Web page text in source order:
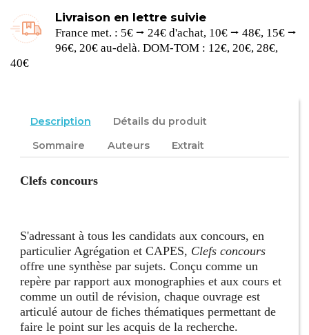
Livraison en lettre suivie
France met. : 5€ ⭢ 24€ d'achat, 10€ ⭢ 48€, 15€ ⭢
96€, 20€ au-delà. DOM-TOM : 12€, 20€, 28€,
40€
Description
Détails du produit
Sommaire
Auteurs Extrait
Clefs concours
S'adressant à tous les candidats aux concours, en
particulier Agrégation et CAPES, Clefs concours
offre une synthèse par sujets. Conçu comme un
repère par rapport aux monographies et aux cours et
comme un outil de révision, chaque ouvrage est
articulé autour de fiches thématiques permettant de
faire le point sur les acquis de la recherche.